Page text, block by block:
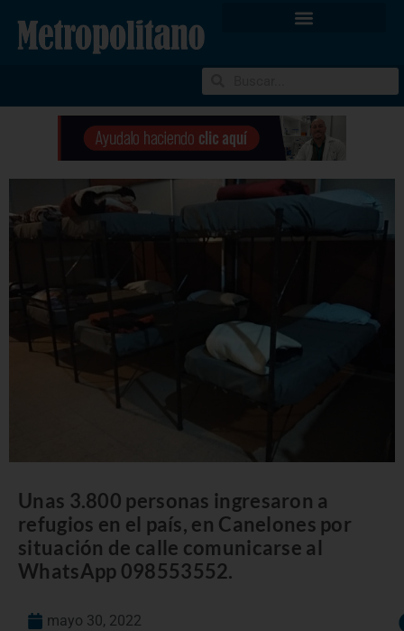
Unas 3.800 personas ingresaron a
refugios en el país, en Canelones por
situación de calle comunicarse al
WhatsApp 098553552.
mayo 30, 2022